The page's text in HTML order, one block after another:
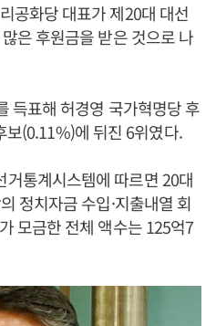
공화당 대표가 제20대 대선
은 후원금을 받은 것으로 나
득표해 허경영 국가혁명당 후
(0.11%)에 뒤진 6위였다.
통계시스템에 따르면 20대
정치자금 수입·지출내열 회
모금한 전체 액수는 125억7